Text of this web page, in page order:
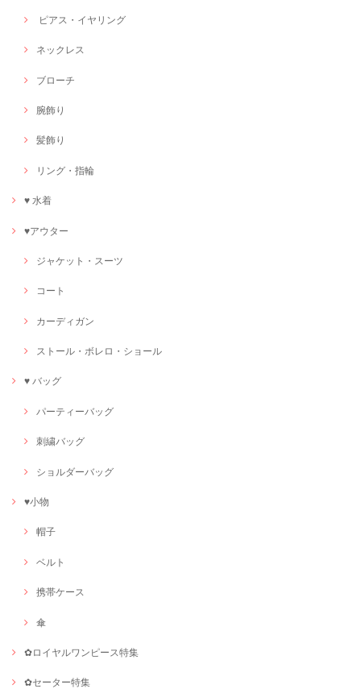
ピアス・イヤリング
ネックレス
ブローチ
腕飾り
髪飾り
リング・指輪
♥ 水着
♥アウター
ジャケット・スーツ
コート
カーディガン
ストール・ボレロ・ショール
♥ バッグ
パーティーバッグ
刺繍バッグ
ショルダーバッグ
♥小物
帽子
ベルト
携帯ケース
傘
✿ロイヤルワンピース特集
✿セーター特集